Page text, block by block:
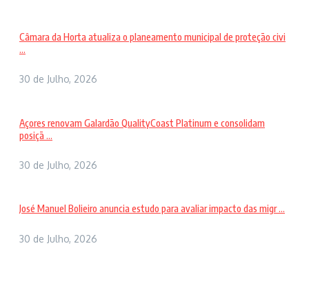
Câmara da Horta atualiza o planeamento municipal de proteção civi
...
30 de Julho, 2026
Açores renovam Galardão QualityCoast Platinum e consolidam
posiçã ...
30 de Julho, 2026
José Manuel Bolieiro anuncia estudo para avaliar impacto das migr ...
30 de Julho, 2026